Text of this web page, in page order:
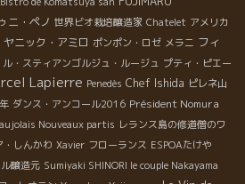
ニ・ペノ 世界ビオ栽培醸造家 Chatelet アメリカ
ヤニック・アミロ ポンポン・ロゼ メラニ フィ
ル・スティアンゴルジュ・ルージュ プティ・ピエー
Lapierre Penedès Chef Ishida ピレネ山
ダンス・アンコール2016 Président Nomura
Nouveaux partis レランス島の修道僧のワ
・しんかわ Xavier フローランス ESPOAたけや
醸造元 Sumiyaki SHINORI le couple Nakayama